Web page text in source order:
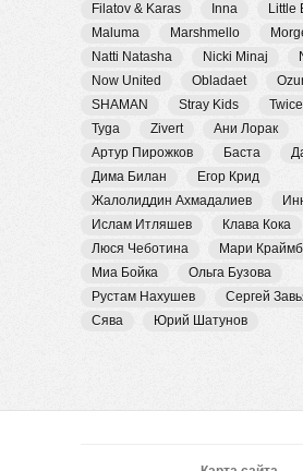
Filatov & Karas
Inna
Little
Maluma
Marshmello
Natti Natasha
Nicki Minaj
Now United
Obladaet
SHAMAN
Stray Kids Twice
Tyga
Zivert
Ани Лорак
Артур Пирожков
Баста
Дима Билан
Егор Крид
Жалолиддин Ахмадалиев
Ислам Итляшев
Клава Кока
Люся Чеботина
Мари
Миа Бойка
Ольга Бузова
Рустам Нахушев
Сергей
Сява
Юрий Шатунов